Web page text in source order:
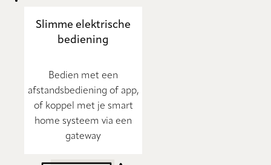
Slimme elektrische
bediening
Bedien met een
afstandsbediening of app,
of koppel met je smart
home systeem via een
gateway